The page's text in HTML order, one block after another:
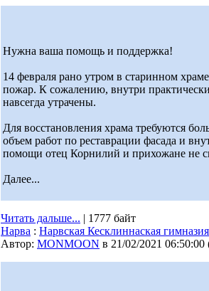
Нужна ваша помощь и поддержка!
14 февраля рано утром в старинном
пожар. К сожалению, внутри
навсегда утрачены.
Для восстановления храма требуются
объем работ по реставрации фасада и
помощи отец Корнилий и прихожане не
Далее...
Читать дальше... | 1777 байт
Нарва : Нарвская Кесклиннаская
Автор: MONMOON в 21/02/2021 06:50:00